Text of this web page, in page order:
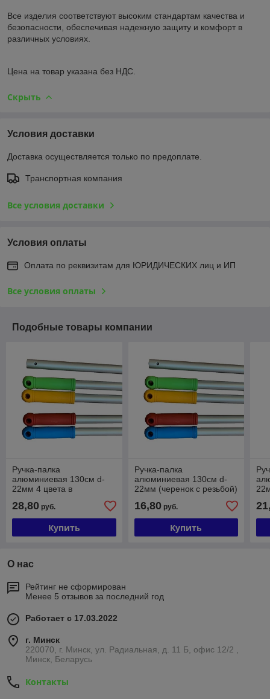
Все изделия соответствуют высоким стандартам качества и
безопасности, обеспечивая надежную защиту и комфорт в
различных условиях.
Цена на товар указана без НДС.
Скрыть
Условия доставки
Доставка осуществляется только по предоплате.
Транспортная компания
Все условия доставки
Условия оплаты
Оплата по реквизитам для ЮРИДИЧЕСКИХ лиц и ИП
Все условия оплаты
Подобные товары компании
Ручка-палка
алюминиевая 130см d-
22мм 4 цвета в
ассортименте (черенок с
резьбой) (48 шт/кор),
артикул: ALV292
28,80 руб.
Купить
Ручка-палка
алюминиевая 130см d-
22мм (черенок с резьбой)
М001
16,80руб.
Купить
О нас
Рейтинг не сформирован
Менее 5 отзывов за последний год
Работает с 17.03.2022
г. Минск
220070, г. Минск, ул. Радиальная, д. 11 Б, офис 12/2 ,
Минск, Беларусь
Контакты